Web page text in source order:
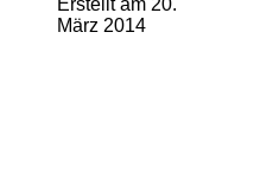
Erstellt am 20.
März 2014